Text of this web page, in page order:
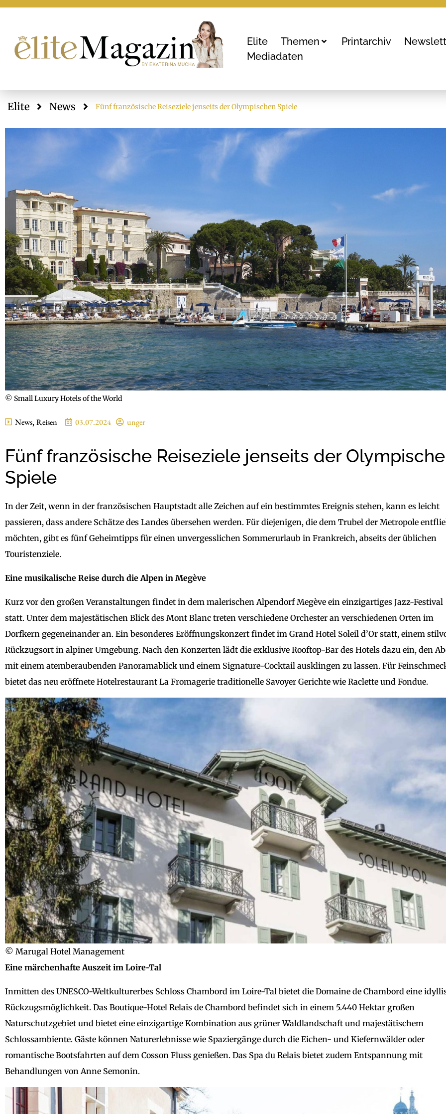
Elite Themen Printarchiv
Mediadaten
Elite News Fünf französische Reiseziele jenseits der Olympischen Spiele
© Small Luxury Hotels of the World
News, Reisen 03.07.2024 unger
Fünf französische Reiseziele jenseits der
Spiele
In der Zeit, wenn in der französischen Hauptstadt alle Zeichen auf ein bestimmtes Ereignis stehen, kann es leicht
passieren, dass andere Schätze des Landes übersehen werden. Für diejenigen, die dem Trubel der Metropole
möchten, gibt es fünf Geheimtipps für einen unvergesslichen Sommerurlaub in Frankreich, abseits der üblichen
Touristenziele.
Eine musikalische Reise durch die Alpen in Megève
Kurz vor den großen Veranstaltungen findet in dem malerischen Alpendorf Megève ein einzigartiges Jazz-Festival
statt. Unter dem majestätischen Blick des Mont Blanc treten verschiedene Orchester an verschiedenen Orten im
Dorfkern gegeneinander an. Ein besonderes Eröffnungskonzert findet im Grand Hotel Soleil d’Or statt, einem
Rückzugsort in alpiner Umgebung. Nach den Konzerten lädt die exklusive Rooftop-Bar des Hotels dazu ein, den
mit einem atemberaubenden Panoramablick und einem Signature-Cocktail ausklingen zu lassen. Für
bietet das neu eröffnete Hotelrestaurant La Fromagerie traditionelle Savoyer Gerichte wie Raclette und Fondue.
© Marugal Hotel Management
Eine märchenhafte Auszeit im Loire-Tal
Inmitten des UNESCO-Weltkulturerbes Schloss Chambord im Loire-Tal bietet die Domaine de Chambord eine
Rückzugsmöglichkeit. Das Boutique-Hotel Relais de Chambord befindet sich in einem 5.440 Hektar großen
Naturschutzgebiet und bietet eine einzigartige Kombination aus grüner Waldlandschaft und majestätischem
Schlossambiente. Gäste können Naturerlebnisse wie Spaziergänge durch die Eichen- und Kiefernwälder oder
romantische Bootsfahrten auf dem Cosson Fluss genießen. Das Spa du Relais bietet zudem Entspannung mit
Behandlungen von Anne Semonin.